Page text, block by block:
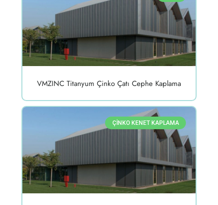
VMZINC Titanyum Çinko Çatı Cephe Kaplama
ÇINKO KENET KAPLAMA